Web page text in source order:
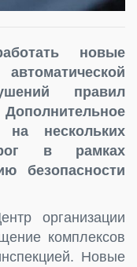
новые
правил
на нескольких
в рамках
безопасности
организации
комплексов
Новые